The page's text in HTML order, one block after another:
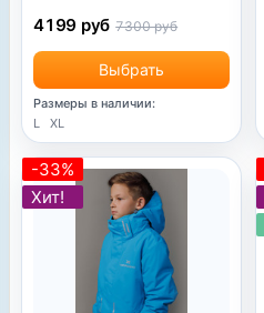
Выбрать
4199 руб 7300 руб
Размеры в наличии:
L
XL
-33%
Хит!